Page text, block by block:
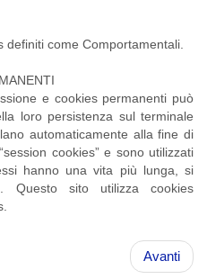
come Comportamentali.
e cookies permanenti può
loro persistenza sul terminale
automaticamente alla fine di
cookies” e sono utilizzati
hanno una vita più lunga, si
Questo sito utilizza cookies
Avanti